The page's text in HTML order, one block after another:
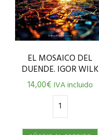
EL MOSAICO DEL
DUENDE. IGOR WILK
14,00€ IVA incluido